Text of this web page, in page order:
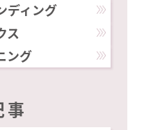
ディング
ス
ング
事